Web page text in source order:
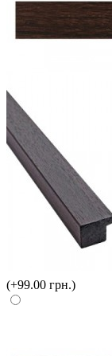
(+99.00 грн.)